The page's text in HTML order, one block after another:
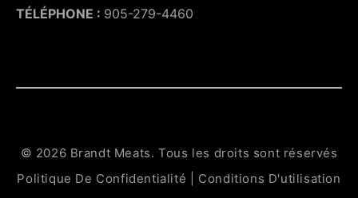
TÉLÉPHONE : 905-279-4460
© 2026 Brandt Meats. Tous les droits sont réservés
Politique De Confidentialité
Conditions D'utilisation